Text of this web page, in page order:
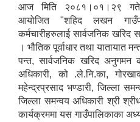
आज मिति २०८१।०१।२९ गते
आयोजित "शहिद लखन
कर्मचारीहरुलाई सार्वजनिक खरिद
। भौतिक पूर्वाधार तथा यातायात
पन्त, सार्वजनिक खरिद अनुगमन
अधिकारी, को .ले.नि.का,
महेन्द्रप्रसाद भण्डारी, जिल्ला
जिल्ला समन्वय अधिकारी श्री
कार्यक्रममा यस गाउँपालिकाका